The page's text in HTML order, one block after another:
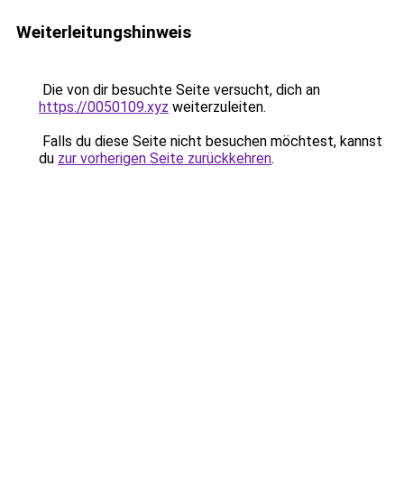
Weiterleitungshinweis
Die von dir besuchte Seite versucht, dich an
https://0050109.xyz weiterzuleiten.
Falls du diese Seite nicht besuchen möchtest, kannst
du zur vorherigen Seite zurückkehren.